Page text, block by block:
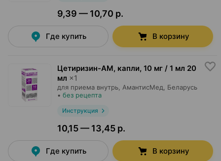
9,39 — 10,70 р.
Где купить В корзину
Цетиризин-АМ, капли, 10 мг / 1 мл 20
мл ×1
для приема внутрь, АмантисМед , Беларусь
• без рецепта
Инструкция
10,15 — 13,45 р.
Где купить В корзину